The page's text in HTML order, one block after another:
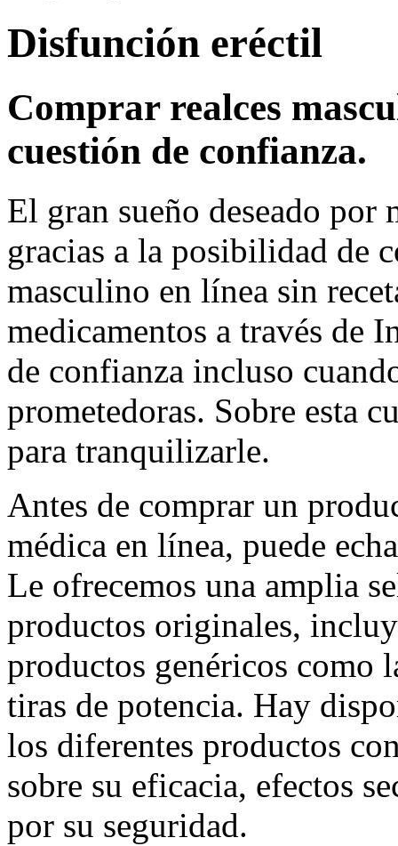
Disfunción eréctil
Comprar realces
cuestión de confianza.
El gran sueño deseado por
gracias a la posibilidad de
masculino en línea sin
medicamentos a través de
de confianza incluso
prometedoras. Sobre esta
para tranquilizarle.
Antes de comprar un
médica en línea, puede
Le ofrecemos una amplia
productos originales,
productos genéricos como
tiras de potencia. Hay
los diferentes productos
sobre su eficacia, efectos
por su seguridad.